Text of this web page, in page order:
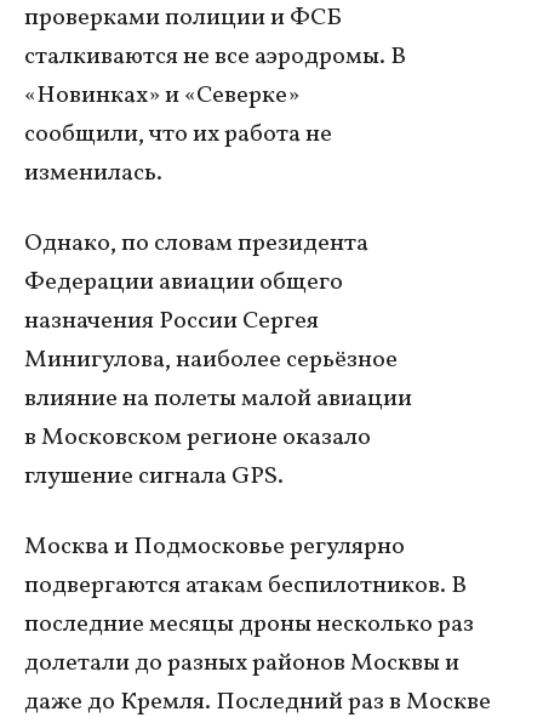
проверками полиции и ФСБ
сталкиваются не все аэродромы. В
«Новинках» и «Северке»
сообщили, что их работа не
изменилась.
Однако, по словам президента
Федерации авиации общего
назначения России Сергея
Минигулова, наиболее серьёзное
влияние на полеты малой авиации
в Московском регионе оказало
глушение сигнала GPS.
Москва и Подмосковье регулярно
подвергаются атакам беспилотников. В
последние месяцы дроны несколько раз
долетали до разных районов Москвы и
даже до Кремля. Последний раз в Москве